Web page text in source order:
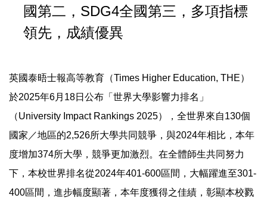
國第二，SDG4全國第三，多項指標
領先，成績優異
英國泰晤士報高等教育（Times Higher Education, THE）
於2025年6月18日公布「世界大學影響力排名」
（University Impact Rankings 2025），全世界來自130個
國家／地區的2,526所大學共同競爭，與2024年相比，本年
度增加374所大學，競爭更加激烈。在全體師生共同努力
下，本校世界排名從2024年401-600區間，大幅躍進至301-
400區間，進步幅度顯著，本年度獲得之佳績，彰顯本校戮